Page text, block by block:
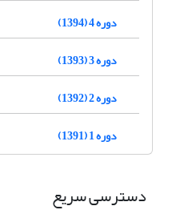
دوره 4 (1394)
دوره 3 (1393)
دوره 2 (1392)
دوره 1 (1391)
دسترسی سریع